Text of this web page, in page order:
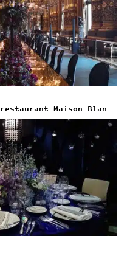
Événement privé au restaurant Maison Blanche